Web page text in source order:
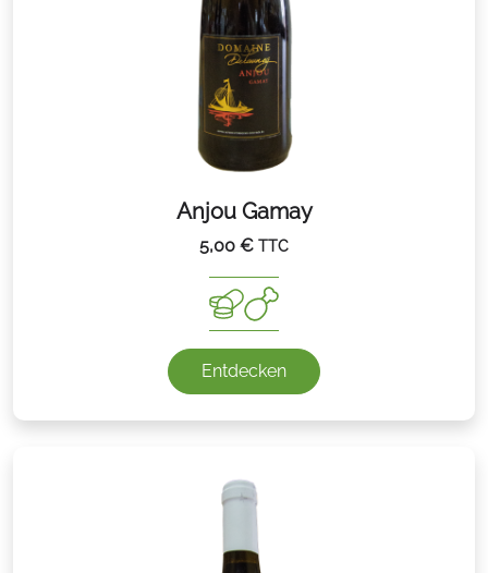
Anjou Gamay
5,00 € TTC
Entdecken